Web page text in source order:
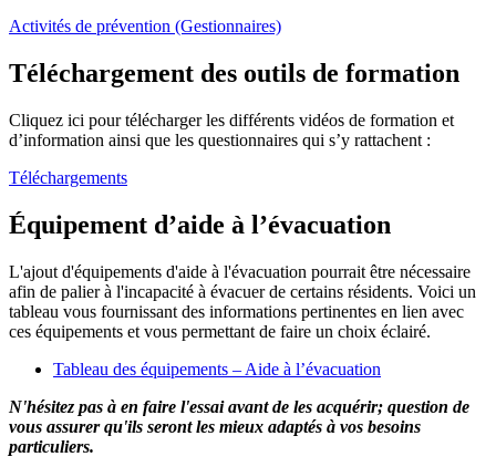
Activités de prévention (Gestionnaires)
Téléchargement des outils de formation
Cliquez ici pour télécharger les différents vidéos de formation et
d’information ainsi que les questionnaires qui s’y rattachent :
Téléchargements
Équipement d’aide à l’évacuation
L'ajout d'équipements d'aide à l'évacuation pourrait être nécessaire
afin de palier à l'incapacité à évacuer de certains résidents. Voici un
tableau vous fournissant des informations pertinentes en lien avec
ces équipements et vous permettant de faire un choix éclairé.
Tableau des équipements – Aide à l’évacuation
N'hésitez pas à en faire l'essai avant de les acquérir; question de
vous assurer qu'ils seront les mieux adaptés à vos besoins
particuliers.